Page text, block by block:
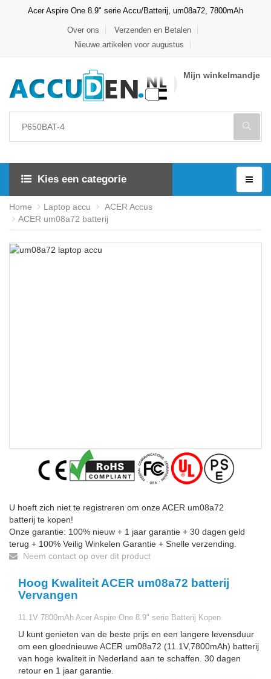
Acer Aspire One 8.9" serie Accu/Batterij, um08a72, 7800mAh
Over ons
Verzenden en Betalen
Nieuwe artikelen voor augustus
Mijn winkelmandje
Kies een categorie
Home Laptop accu
ACER Accus
ACER um08a72 batterij
U hoeft zich niet te registreren om onze ACER um08a72
batterij te kopen!
Onze garantie: 100% nieuw + 1 jaar garantie + 30 dagen geld
terug + 100% Veilig Winkelen Garantie + Snelle verzending.
Neem contact op over dit product
Hoog Kwaliteit ACER um08a72 batterij
Vervangen
11.1V 7800mAh Acer Aspire One 8.9" serie Batterij Kopen
U kunt genieten van de beste prijs en een langere levensduur
om een gloednieuwe ACER um08a72 (11.1V,7800mAh) batterij
van hoge kwaliteit in Nederland aan te schaffen. 30 dagen
retour en 1 jaar garantie.